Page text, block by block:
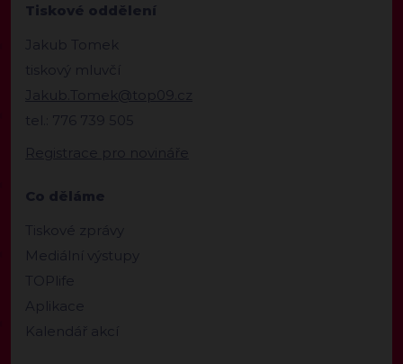
Tiskové oddělení
Jakub Tomek
tiskový mluvčí
Jakub.Tomek@top09.cz
tel.: 776 739 505
Registrace pro novináře
Co děláme
Tiskové zprávy
Mediální výstupy
TOPlife
Aplikace
Kalendář akcí